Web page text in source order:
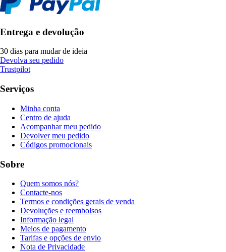
Entrega e devolução
30 dias para mudar de ideia
Devolva seu pedido
Trustpilot
Serviços
Minha conta
Centro de ajuda
Acompanhar meu pedido
Devolver meu pedido
Códigos promocionais
Sobre
Quem somos nós?
Contacte-nos
Termos e condições gerais de venda
Devoluções e reembolsos
Informação legal
Meios de pagamento
Tarifas e opções de envio
Nota de Privacidade